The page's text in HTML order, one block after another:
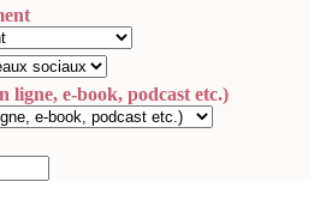
ligne, e-book, podcast etc.)